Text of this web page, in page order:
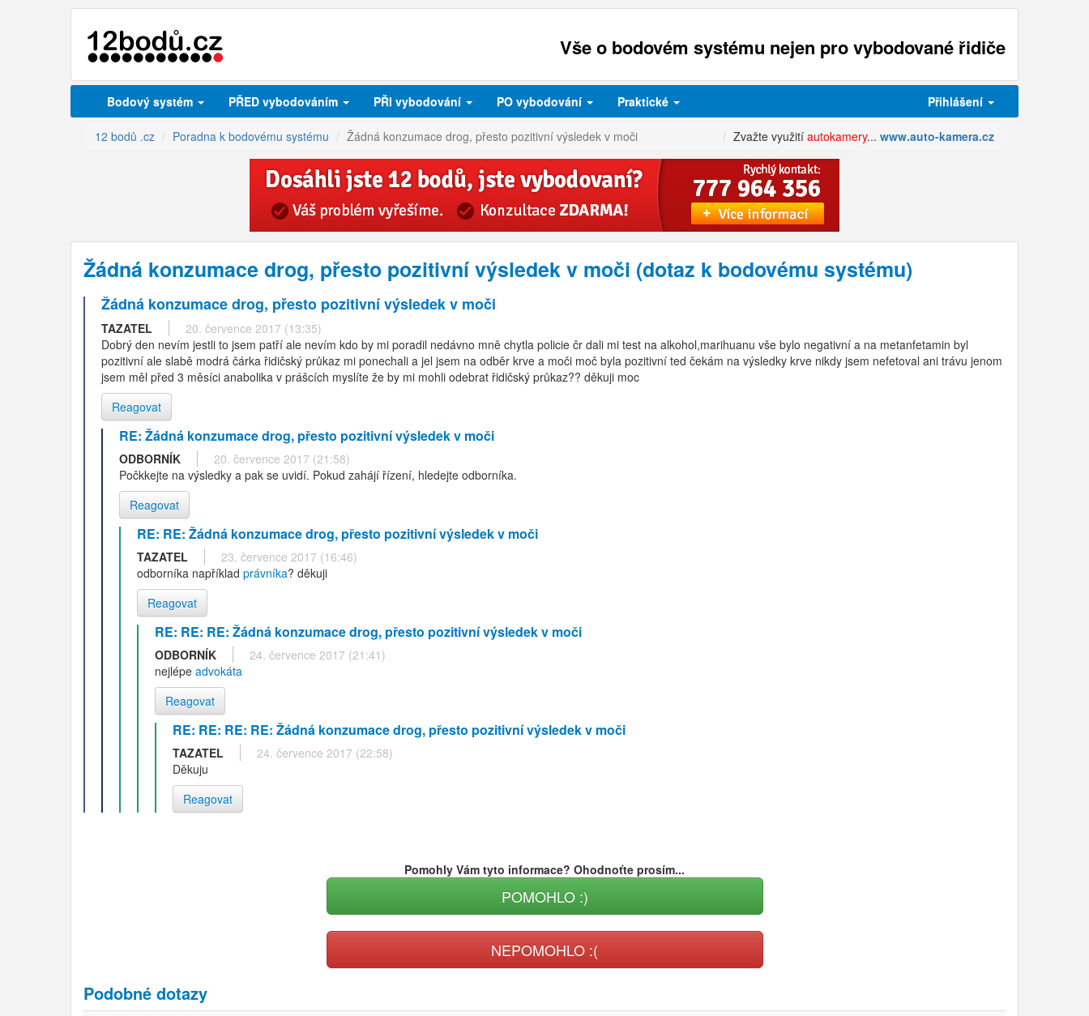
Vše o bodovém systému nejen pro vybodované řidiče
Bodový systém PŘED vybodováním PŘI vybodování PO vybodování Praktické Přihlášení
12 bodů .cz Poradna k bodovému systému Žádná konzumace drog, přesto pozitivní výsledek v moči Zvažte využití autokamery... www.auto-kamera.cz
Žádná konzumace drog, přesto pozitivní výsledek v moči (dotaz k bodovému systému)
Žádná konzumace drog, přesto pozitivní výsledek v moči
TAZATEL
20. července 2017 (13:35)
Dobrý den nevím jestli to jsem patří ale nevím kdo by mi poradil nedávno mně chytla policie čr dali mi test na alkohol,marihuanu vše bylo negativní a na metanfetamin byl
pozitivní ale slabě modrá čárka řidičský průkaz mi ponechali a jel jsem na odběr krve a moči moč byla pozitivní ted čekám na výsledky krve nikdy jsem nefetoval ani trávu jenom
jsem měl před 3 měsíci anabolika v prášcích myslíte že by mi mohli odebrat řidičský průkaz?? děkuji moc
Reagovat
RE: Žádná konzumace drog, přesto pozitivní výsledek v moči
ODBORNÍK
20. července 2017 (21:58)
Počkkejte na výsledky a pak se uvidí. Pokud zahájí řízení, hledejte odborníka.
Reagovat
RE: RE: Žádná konzumace drog, přesto pozitivní výsledek v moči
TAZATEL
23. července 2017 (16:46)
odborníka například právníka? děkuji
Reagovat
RE: RE: RE: Žádná konzumace drog, přesto pozitivní výsledek v moči
ODBORNÍK
24. července 2017 (21:41)
nejlépe advokáta
Reagovat
RE: RE: RE: RE: Žádná konzumace drog, přesto pozitivní výsledek v moči
TAZATEL
24. července 2017 (22:58)
Děkuju
Reagovat
Pomohly Vám tyto informace? Ohodnoťte prosím...
POMOHLO :)
NEPOMOHLO :(
Podobné dotazy